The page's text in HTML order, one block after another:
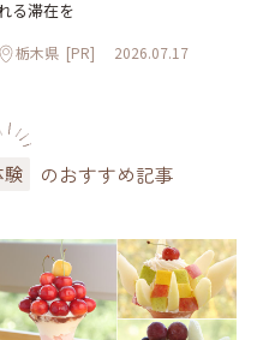
る滞在を
栃木県 [PR] 2026.07.17
験 のおすすめ記事